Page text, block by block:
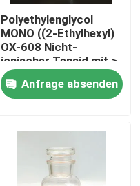
Polyethylenglycol
MONO ((2-Ethylhexyl)
OX-608 Nicht-
ionischer Tensid mit ≥
80%
Anfrage absenden